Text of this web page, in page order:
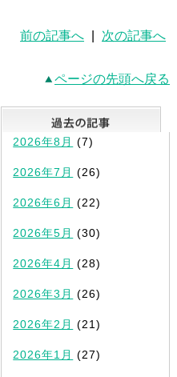
前の記事へ 次の記事へ
ページの先頭へ戻る
最新記事一覧
2026年8月 (7)
2026年7月 (26)
2026年6月 (22)
2026年5月 (30)
2026年4月 (28)
2026年3月 (26)
2026年2月 (21)
2026年1月 (27)